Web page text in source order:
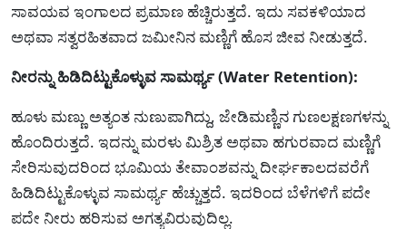
ಸಾವಯವ ಇಂಗಾಲದ ಪ್ರಮಾಣ ಹೆಚ್ಚಿರುತ್ತದೆ. ಇದು ಸವಕಳಿಯಾದ
ಅಥವಾ ಸತ್ವರಹಿತವಾದ ಜಮೀನಿನ ಮಣ್ಣಿಗೆ ಹೊಸ ಜೀವ ನೀಡುತ್ತದೆ.
ನೀರನ್ನು ಹಿಡಿದಿಟ್ಟುಕೊಳ್ಳುವ ಸಾಮರ್ಥ್ಯ (Water Retention):
ಹೂಳು ಮಣ್ಣು ಅತ್ಯಂತ ನುಣುಪಾಗಿದ್ದು, ಜೇಡಿಮಣ್ಣಿನ ಗುಣಲಕ್ಷಣಗಳನ್ನು
ಹೊಂದಿರುತ್ತದೆ. ಇದನ್ನು ಮರಳು ಮಿಶ್ರಿತ ಅಥವಾ ಹಗುರವಾದ ಮಣ್ಣಿಗೆ
ಸೇರಿಸುವುದರಿಂದ ಭೂಮಿಯ ತೇವಾಂಶವನ್ನು ದೀರ್ಘಕಾಲದವರೆಗೆ
ಹಿಡಿದಿಟ್ಟುಕೊಳ್ಳುವ ಸಾಮರ್ಥ್ಯ ಹೆಚ್ಚುತ್ತದೆ. ಇದರಿಂದ ಬೆಳೆಗಳಿಗೆ ಪದೇ
ಪದೇ ನೀರು ಹರಿಸುವ ಅಗತ್ಯವಿರುವುದಿಲ್ಲ.